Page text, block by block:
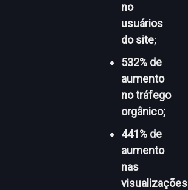
no
usuários
do site;
532% de
aumento
no tráfego
orgânico;
441% de
aumento
nas
visualizações